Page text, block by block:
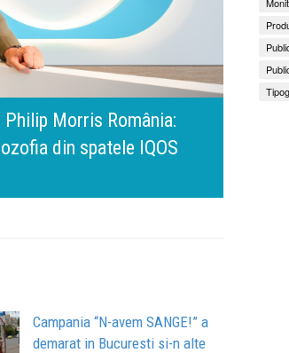
mai important „test al
responsabilitate față
Campania “N-avem SANGE!” a
demarat in Bucuresti si-n alte